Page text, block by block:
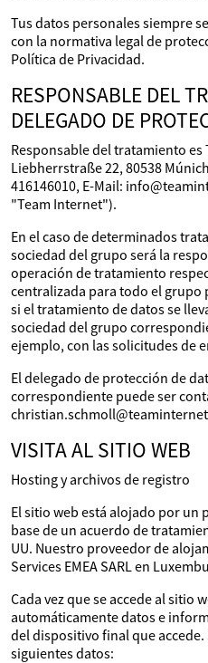
Tus datos personales siempre
con la normativa legal de
Política de Privacidad.
RESPONSABLE DEL
DELEGADO DE
Responsable del tratamiento es
Liebherrstraße 22, 80538
416146010, E-Mail:
"Team Internet").
En el caso de determinados
sociedad del grupo será la
operación de tratamiento
centralizada para todo el
si el tratamiento de datos se
sociedad del grupo
ejemplo, con las solicitudes de
El delegado de protección de
correspondiente puede ser
VISITA AL SITIO WEB
Hosting y archivos de registro
El sitio web está alojado por un
base de un acuerdo de
UU. Nuestro proveedor de
Services EMEA SARL en
Cada vez que se accede al sitio
automáticamente datos e
del dispositivo final que
siguientes datos: